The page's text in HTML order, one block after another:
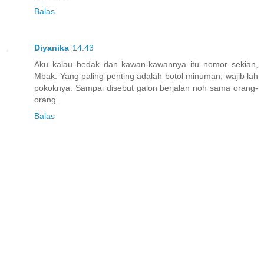
Balas
Diyanika 14.43
Aku kalau bedak dan kawan-kawannya itu nomor sekian,
Mbak. Yang paling penting adalah botol minuman, wajib lah
pokoknya. Sampai disebut galon berjalan noh sama orang-
orang.
Balas